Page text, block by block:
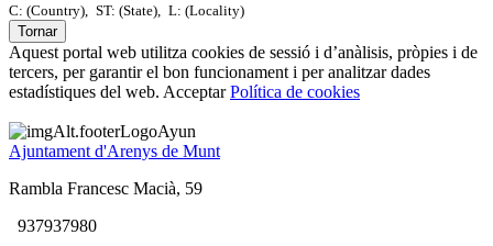
C: (Country),
ST: (State),
L: (Locality)
Tornar
Aquest portal web utilitza cookies de sessió i d’anàlisis, pròpies i de
tercers, per garantir el bon funcionament i per analitzar dades
estadístiques del web. Acceptar Política de cookies
Ajuntament d'Arenys de Munt
Rambla Francesc Macià, 59
937937980